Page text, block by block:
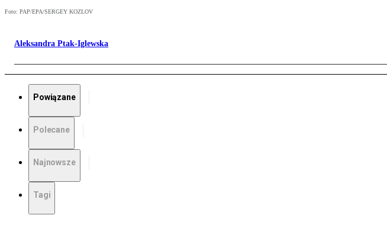
Foto: PAP/EPA/SERGEY KOZLOV
Aleksandra Ptak-Iglewska
Powiązane
Polecane
Najnowsze
Tagi